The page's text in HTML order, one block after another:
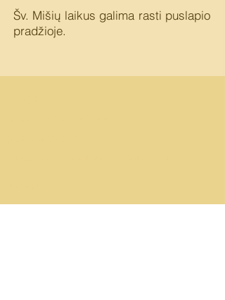
Šv. Mišių laikus galima rasti puslapio
pradžioje.